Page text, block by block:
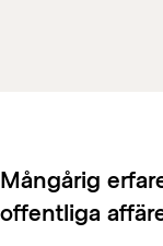
Mångårig
offentliga